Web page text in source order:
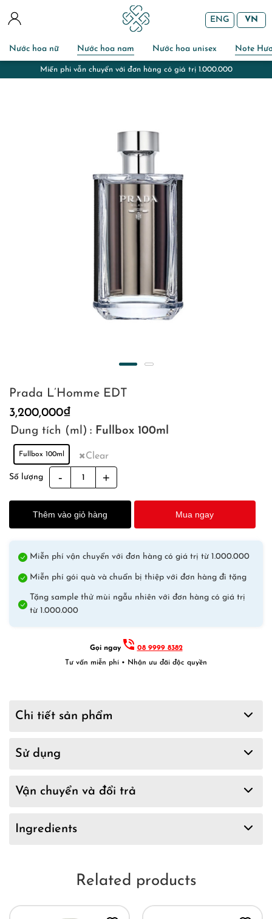
Nước hoa nữ Nước hoa nam Nước hoa unisex Note
ENG VN
Miễn phí gói quà và chuẩn bị thiệp với đơn hàng đi tặng
Prada L’Homme EDT
3,200,000₫
Dung tích (ml) : Fullbox 100ml
Fullbox 100ml Clear
Số lượng
L'Homme
EDT
quantity
Thêm vào giỏ hàng Mua ngay
Miễn phí vận chuyển với đơn hàng có giá trị từ 1.000.000
Miễn phí gói quà và chuẩn bị thiệp với đơn hàng đi tặng
Tặng sample thử mùi ngẫu nhiên với đơn hàng có giá trị
từ 1.000.000
Gọi ngay
08 9999 8382
Tư vấn miễn phí • Nhận ưu đãi độc quyền
Chi tiết sản phẩm
Sử dụng
Vận chuyển và đổi trả
Ingredients
Related products